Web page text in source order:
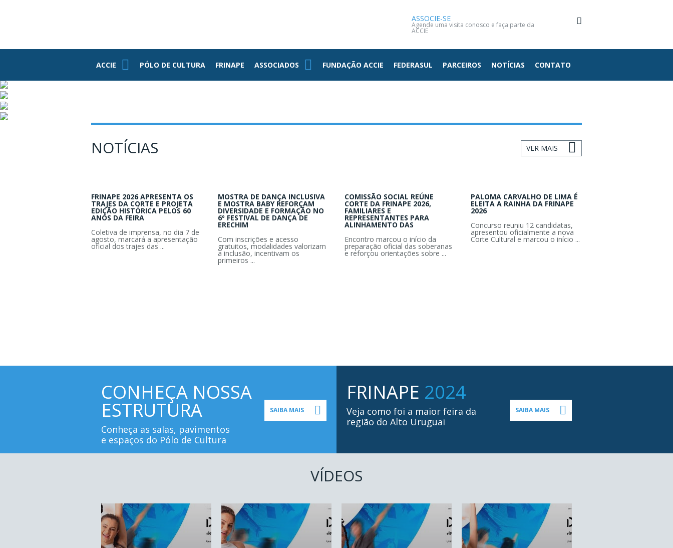
ACCIE
ASSOCIE-SE
Agende uma visita conosco e faça parte da
ACCIE
ACCIE PÓLO DE CULTURA FRINAPE ASSOCIADOS FUNDAÇÃO ACCIE FEDERASUL PARCEIROS NOTÍCIAS CONTATO
NOTÍCIAS VER MAIS
FRINAPE 2026 APRESENTA OS
TRAJES DA CORTE E PROJETA
EDIÇÃO HISTÓRICA PELOS 60
ANOS DA FEIRA
Coletiva de imprensa, no dia 7 de
agosto, marcará a apresentação
oficial dos trajes das ...
MOSTRA DE DANÇA INCLUSIVA
E MOSTRA BABY REFORÇAM
DIVERSIDADE E FORMAÇÃO NO
6º FESTIVAL DE DANÇA DE
ERECHIM
Com inscrições e acesso
gratuitos, modalidades valorizam
a inclusão, incentivam os
primeiros ...
COMISSÃO SOCIAL REÚNE
CORTE DA FRINAPE 2026,
FAMILIARES E
REPRESENTANTES PARA
ALINHAMENTO DAS
Encontro marcou o início da
preparação oficial das soberanas
e reforçou orientações sobre ...
PALOMA CARVALHO DE LIMA É
ELEITA A RAINHA DA FRINAPE
2026
Concurso reuniu 12 candidatas,
apresentou oficialmente a nova
Corte Cultural e marcou o início ...
CONHEÇA NOSSA
ESTRUTURA
Conheça as salas, pavimentos
e espaços do Pólo de Cultura
SAIBA MAIS
FRINAPE 2024
Veja como foi a maior feira da
região do Alto Uruguai
SAIBA MAIS
VÍDEOS